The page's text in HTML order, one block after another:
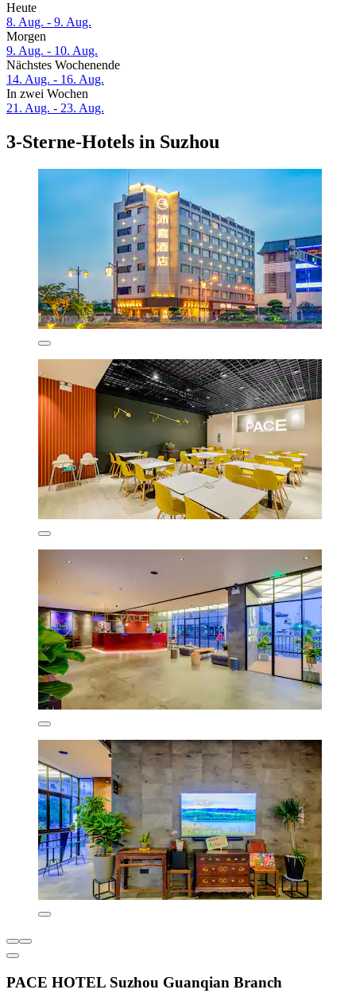
Heute
8. Aug. - 9. Aug.
Morgen
9. Aug. - 10. Aug.
Nächstes Wochenende
14. Aug. - 16. Aug.
In zwei Wochen
21. Aug. - 23. Aug.
3-Sterne-Hotels in Suzhou
PACE HOTEL Suzhou Guanqian Branch